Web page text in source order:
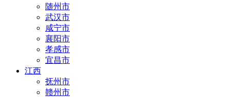
随州市
武汉市
咸宁市
襄阳市
孝感市
宜昌市
江西
抚州市
赣州市